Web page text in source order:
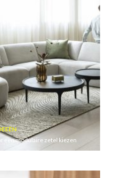
een modulaire zetel kiezen